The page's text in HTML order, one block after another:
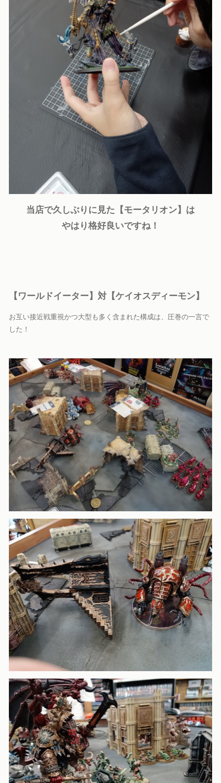
当店で久しぶりに見た【モータリオン】は
やはり格好良いですね！
【ワールドイーター】対【ケイオスディーモン】
お互い接近戦重視かつ大型も多く含まれた構成は、圧巻の一言で
した！